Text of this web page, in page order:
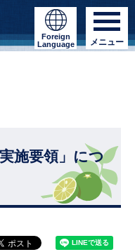
Foreign
Language
メニュー
施要領」につ